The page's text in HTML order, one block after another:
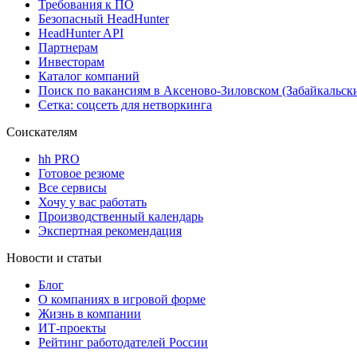
Требования к ПО
Безопасный HeadHunter
HeadHunter API
Партнерам
Инвесторам
Каталог компаний
Поиск по вакансиям в Аксеново-Зиловском
Сетка: соцсеть для нетворкинга
Соискателям
hh PRO
Готовое резюме
Все сервисы
Хочу у вас работать
Производственный календарь
Экспертная рекомендация
Новости и статьи
Блог
О компаниях в игровой форме
Жизнь в компании
ИТ-проекты
Рейтинг работодателей России